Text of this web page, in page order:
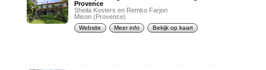
Provence
Sheila Kosters en Remko Farjon
Mison (Provence)
Website Meer info Bekijk op kaart